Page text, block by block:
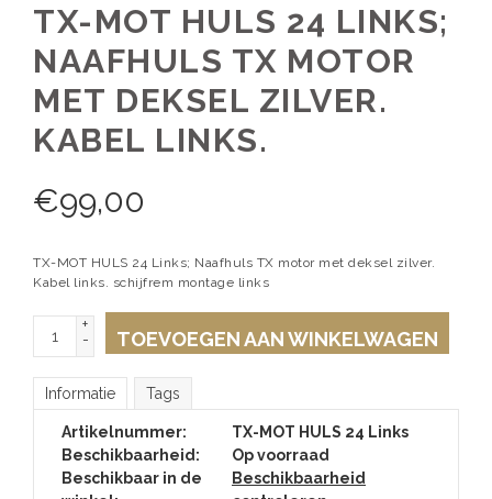
TX-MOT HULS 24 LINKS;
NAAFHULS TX MOTOR
MET DEKSEL ZILVER.
KABEL LINKS.
€99,00
TX-MOT HULS 24 Links; Naafhuls TX motor met deksel zilver.
Kabel links. schijfrem montage links
+
-
TOEVOEGEN AAN WINKELWAGEN
Informatie Tags
Artikelnummer:
TX-MOT HULS 24 Links
Beschikbaarheid:
Op voorraad
Beschikbaar in de
Beschikbaarheid